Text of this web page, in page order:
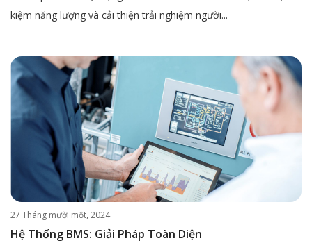
kiệm năng lượng và cải thiện trải nghiệm người...
27 Tháng mười một, 2024
Hệ Thống BMS: Giải Pháp Toàn Diện